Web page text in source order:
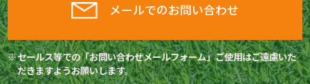
メールでのお問い合わせ
セールス等での「お問い合わせメールフォーム」ご使用はご遠慮いた
だきますようお願いします。